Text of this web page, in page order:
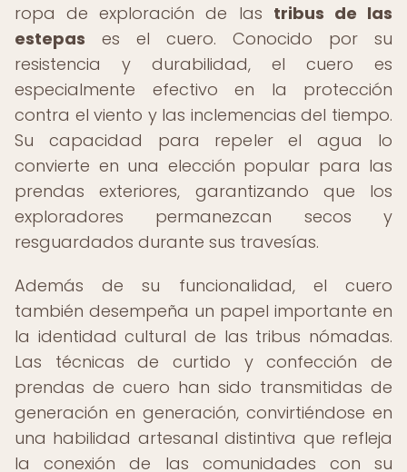
ropa de exploración de las tribus de las
estepas es el cuero. Conocido por su
resistencia y durabilidad, el cuero es
especialmente efectivo en la protección
contra el viento y las inclemencias del tiempo.
Su capacidad para repeler el agua lo
convierte en una elección popular para las
prendas exteriores, garantizando que los
exploradores permanezcan secos y
resguardados durante sus travesías.
Además de su funcionalidad, el cuero
también desempeña un papel importante en
la identidad cultural de las tribus nómadas.
Las técnicas de curtido y confección de
prendas de cuero han sido transmitidas de
generación en generación, convirtiéndose en
una habilidad artesanal distintiva que refleja
la conexión de las comunidades con su